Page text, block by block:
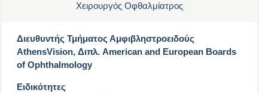
Χειρουργός Οφθαλμίατρος
Διευθυντής Τμήματος Αμφιβληστροειδούς
AthensVision, Διπλ. American and European Boards
of Ophthalmology
Ειδικότητες